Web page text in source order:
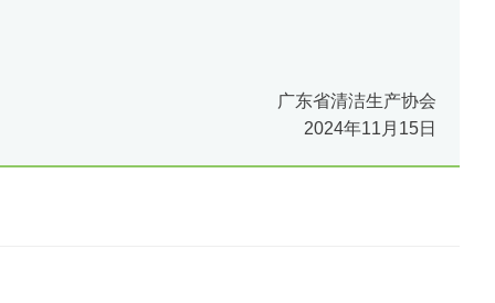
广东省清洁生产协会
2024年11月15日